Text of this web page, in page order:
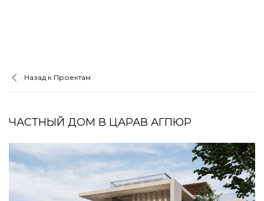
Назад к Проектам
ЧАСТНЫЙ ДОМ В ЦАРАВ АГПЮР